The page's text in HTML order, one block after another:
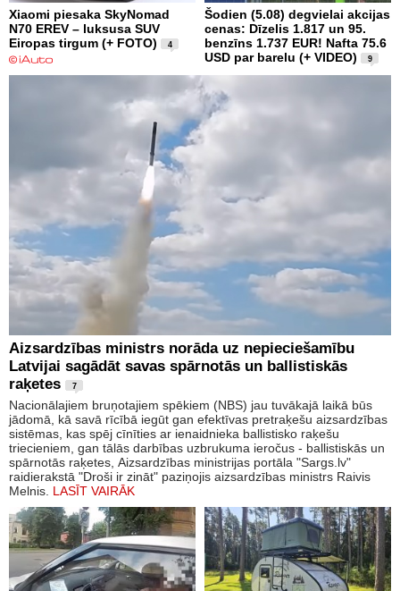
Xiaomi piesaka SkyNomad
N70 EREV – luksusa SUV
Eiropas tirgum (+ FOTO)
4
Šodien (5.08) degvielai akcijas
cenas: Dīzelis 1.817 un 95.
benzīns 1.737 EUR! Nafta 75.6
USD par barelu (+ VIDEO)
9
Aizsardzības ministrs norāda uz nepieciešamību
Latvijai sagādāt savas spārnotās un ballistiskās
raķetes
7
Nacionālajiem bruņotajiem spēkiem (NBS) jau tuvākajā laikā būs
jādomā, kā savā rīcībā iegūt gan efektīvas pretraķešu aizsardzības
sistēmas, kas spēj cīnīties ar ienaidnieka ballistisko raķešu
triecieniem, gan tālās darbības uzbrukuma ieročus - ballistiskās un
spārnotās raķetes, Aizsardzības ministrijas portāla "Sargs.lv"
raidierakstā "Droši ir zināt" paziņojis aizsardzības ministrs Raivis
Melnis. LASĪT VAIRĀK